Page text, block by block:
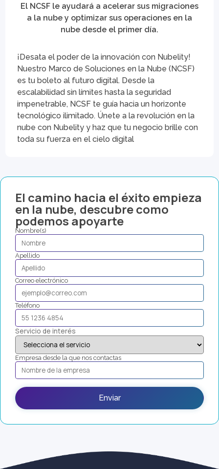
El NCSF le ayudará a acelerar sus migraciones
a la nube y optimizar sus operaciones en la
nube desde el primer día.
¡Desata el poder de la innovación con Nubelity!
Nuestro Marco de Soluciones en la Nube (NCSF)
es tu boleto al futuro digital. Desde la
escalabilidad sin límites hasta la seguridad
impenetrable, NCSF te guía hacia un horizonte
tecnológico ilimitado. Únete a la revolución en la
nube con Nubelity y haz que tu negocio brille con
toda su fuerza en el cielo digital
El camino hacia el éxito empieza
en la nube, descubre como
podemos apoyarte
Nombre(s)
Apellido
Correo electrónico
Teléfono
Servicio de interés
Empresa desde la que nos contactas
Enviar